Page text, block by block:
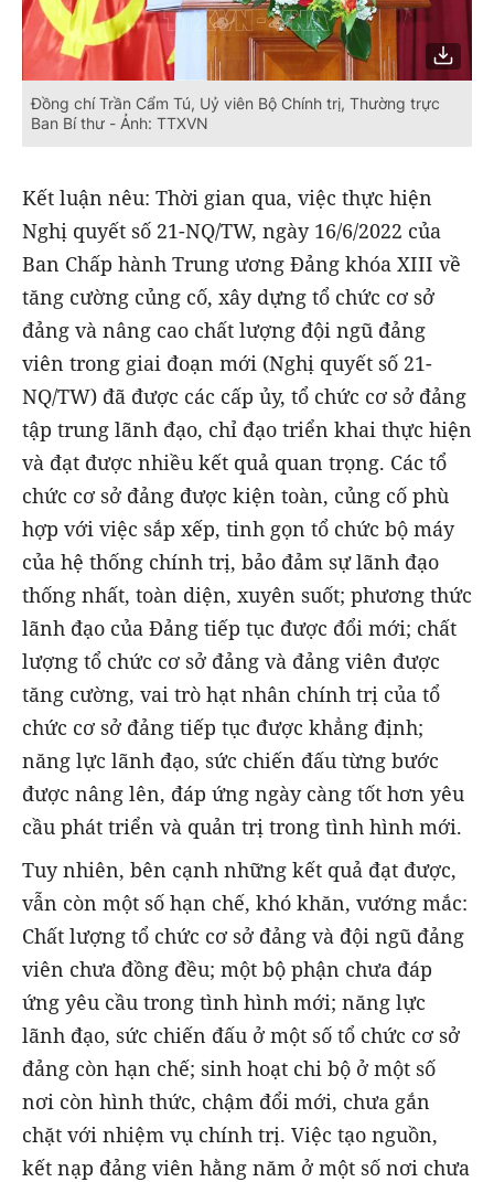
Đồng chí Trần Cẩm Tú, Uỷ viên Bộ Chính trị, Thường trực
Ban Bí thư - Ảnh: TTXVN
Kết luận nêu: Thời gian qua, việc thực hiện
Nghị quyết số 21-NQ/TW, ngày 16/6/2022 của
Ban Chấp hành Trung ương Đảng khóa XIII về
tăng cường củng cố, xây dựng tổ chức cơ sở
đảng và nâng cao chất lượng đội ngũ đảng
viên trong giai đoạn mới (Nghị quyết số 21-
NQ/TW) đã được các cấp ủy, tổ chức cơ sở đảng
tập trung lãnh đạo, chỉ đạo triển khai thực hiện
và đạt được nhiều kết quả quan trọng. Các tổ
chức cơ sở đảng được kiện toàn, củng cố phù
hợp với việc sắp xếp, tinh gọn tổ chức bộ máy
của hệ thống chính trị, bảo đảm sự lãnh đạo
thống nhất, toàn diện, xuyên suốt; phương thức
lãnh đạo của Đảng tiếp tục được đổi mới; chất
lượng tổ chức cơ sở đảng và đảng viên được
tăng cường, vai trò hạt nhân chính trị của tổ
chức cơ sở đảng tiếp tục được khẳng định;
năng lực lãnh đạo, sức chiến đấu từng bước
được nâng lên, đáp ứng ngày càng tốt hơn yêu
cầu phát triển và quản trị trong tình hình mới.
Tuy nhiên, bên cạnh những kết quả đạt được,
vẫn còn một số hạn chế, khó khăn, vướng mắc:
Chất lượng tổ chức cơ sở đảng và đội ngũ đảng
viên chưa đồng đều; một bộ phận chưa đáp
ứng yêu cầu trong tình hình mới; năng lực
lãnh đạo, sức chiến đấu ở một số tổ chức cơ sở
đảng còn hạn chế; sinh hoạt chi bộ ở một số
nơi còn hình thức, chậm đổi mới, chưa gắn
chặt với nhiệm vụ chính trị. Việc tạo nguồn,
kết nạp đảng viên hằng năm ở một số nơi chưa